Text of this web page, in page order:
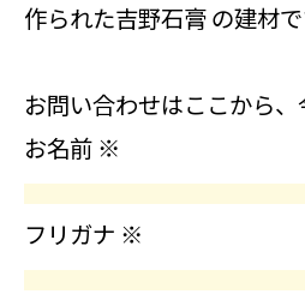
作られた吉野石膏 の建材で
お問い合わせはここから、
お名前 ※
フリガナ ※